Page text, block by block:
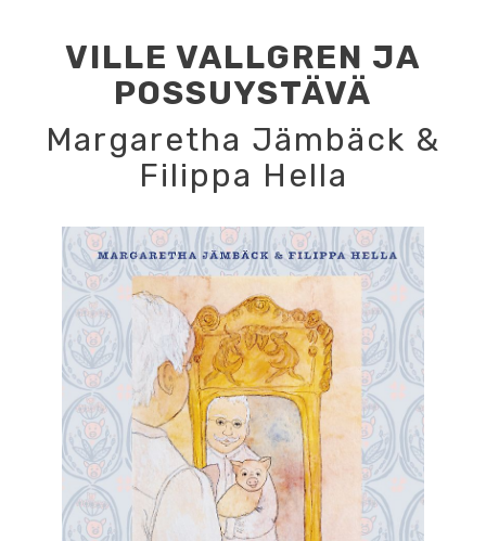
VILLE VALLGREN JA
POSSUYSTÄVÄ
Margaretha Jämbäck &
Filippa Hella